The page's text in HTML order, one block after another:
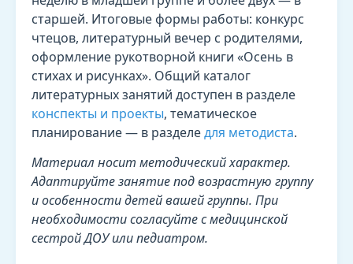
старшей. Итоговые формы работы: конкурс
чтецов, литературный вечер с родителями,
оформление рукотворной книги «Осень в
стихах и рисунках». Общий каталог
литературных занятий доступен в разделе
конспекты и проекты, тематическое
планирование — в разделедля методиста.
Материал носит методический характер.
Адаптируйте занятие под возрастную группу
и особенности детей вашей группы. При
необходимости согласуйте с медицинской
сестрой ДОУ или педиатром.